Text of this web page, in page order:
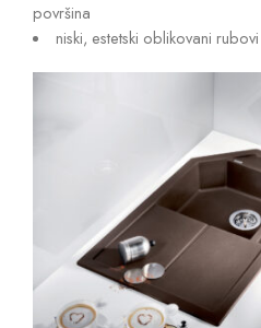
površina
niski, estetski oblikovani rubovi